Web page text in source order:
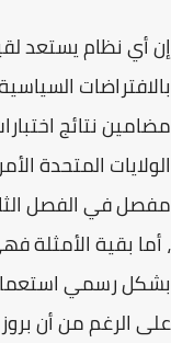
إن أي نظام يستعد
بالافتراضات
مضامين نتائج
الولايات المتحدة
مفصل في الفصل
، أما بقية الأمثلة
بشكل رسمي